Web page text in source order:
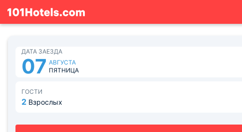
ДАТА ЗАЕЗДА
07 АВГУСТА
ПЯТНИЦА
ГОСТИ
2 Взрослых